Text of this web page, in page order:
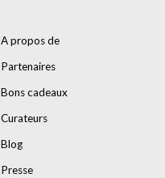
A propos de
Partenaires
Bons cadeaux
Curateurs
Blog
Presse